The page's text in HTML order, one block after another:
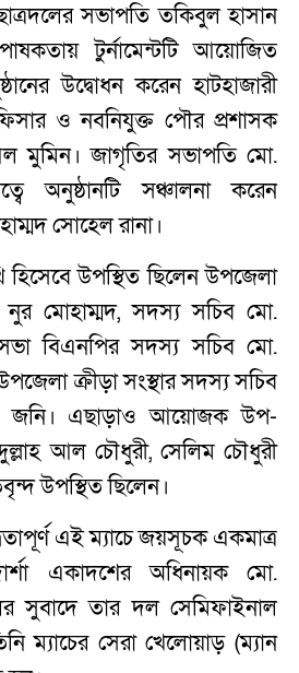
সভাপতি তকিবুল হাসান
টুর্নামেন্টটি আয়োজিত
উদ্বোধন করেন হাটহাজারী
ও নবনিযুক্ত পৌর প্রশাসক
মুমিন। জাগৃতির সভাপতি মো.
অনুষ্ঠানটি সঞ্চালনা করেন
সোহেল রানা।
হিসেবে উপস্থিত ছিলেন উপজেলা
মোহাম্মদ, সদস্য সচিব মো.
বিএনপির সদস্য সচিব মো.
ক্রীড়া সংস্থার সদস্য সচিব
এছাড়াও আয়োজক উপ-
আল চৌধুরী, সেলিম চৌধুরী
উপস্থিত ছিলেন।
এই ম্যাচে জয়সূচক একমাত্র
একাদশের অধিনায়ক মো.
সুবাদে তার দল সেমিফাইনাল
ম্যাচের সেরা খেলোয়াড় (ম্যান